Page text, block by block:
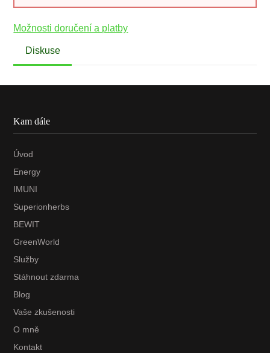
Možnosti doručení a platby
Diskuse
Kam dále
Úvod
Energy
IMUNI
Superionherbs
BEWIT
GreenWorld
Služby
Stáhnout zdarma
Blog
Vaše zkušenosti
O mně
Kontakt